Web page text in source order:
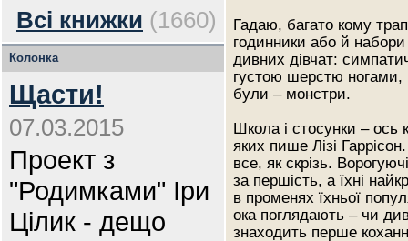
Всі книжки (1660)
Колонка
Щасти!
07.03.2015
Проект з
"Родимками" Іри
Цілик - дещо
Гадаю, багато кому
годинники або й
дивних дівчат:
густою шерстю ногами,
були – монстри.
Школа і стосунки – ось
яких пише Лізі
все, як скрізь.
за першість, а їхні
в променях їхньої
ока поглядають – чи
знаходить перше